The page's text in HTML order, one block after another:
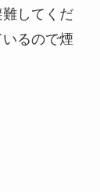
してくだ
るので煙